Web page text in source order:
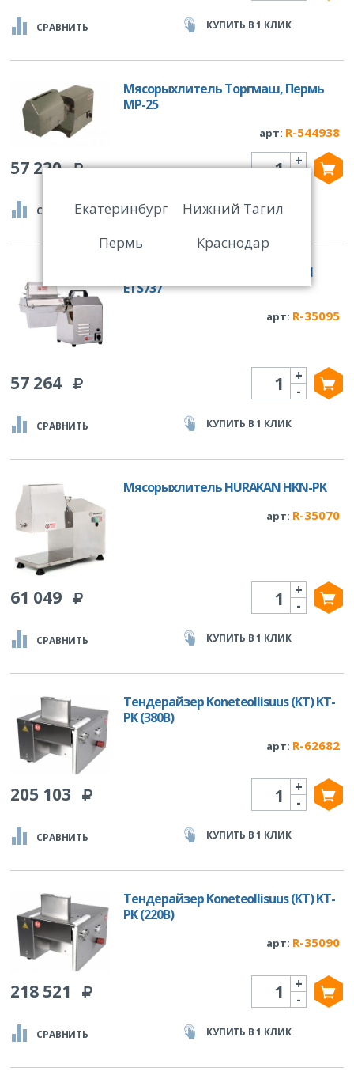
СРАВНИТЬ КУПИТЬ В 1 КЛИК
Мясорыхлитель Торгмаш, Пермь
МР-25
арт: R-544938
57 220 Количество
+
СРАВНИТЬ КУПИТЬ В 1 КЛИК
Тендерайзер Viatto Commercial
ETS737
арт: R-35095
57 264 Количество
-
+
СРАВНИТЬ КУПИТЬ В 1 КЛИК
Мясорыхлитель HURAKAN HKN-PK
арт: R-35070
61 049 Количество
-
+
СРАВНИТЬ КУПИТЬ В 1 КЛИК
Тендерайзер Koneteollisuus (KT) KT-
PK (380В)
арт: R-62682
205 103 Количество
-
+
СРАВНИТЬ КУПИТЬ В 1 КЛИК
Тендерайзер Koneteollisuus (KT) KT-
PK (220В)
арт: R-35090
218 521 Количество
-
+
СРАВНИТЬ КУПИТЬ В 1 КЛИК
Екатеринбург
Нижний Тагил
Пермь
Краснодар